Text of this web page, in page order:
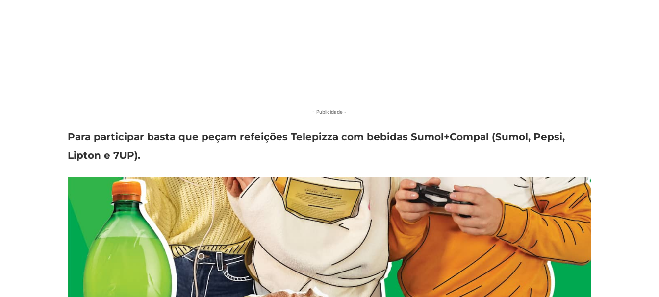
- Publicidade -
Para participar basta que peçam refeições Telepizza com bebidas Sumol+Compal (Sumol, Pepsi,
Lipton e 7UP).